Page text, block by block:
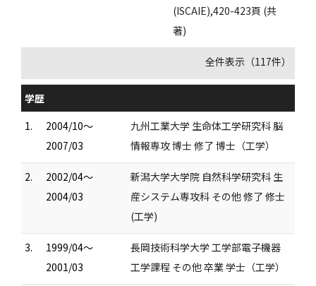
(ISCAIE),420-423頁 (共
著)
全件表示（117件）
学歴
1.
2004/10～
2007/03
九州工業大学 生命体工学研究科 脳
情報専攻 博士 修了 博士（工学）
2.
2002/04～
2004/03
新潟大学大学院 自然科学研究科 生
産システム専攻科 その他 修了 修士
(工学)
3.
1999/04～
2001/03
長岡技術科学大学 工学部電子機器
工学課程 その他 卒業 学士（工学）